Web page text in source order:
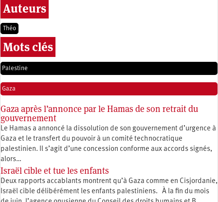
Auteurs
Théo
Mots clés
Palestine
Gaza
Gaza après l’annonce par le Hamas de son retrait du
gouvernement
Le Hamas a annoncé la dissolution de son gouvernement d’urgence à
Gaza et le transfert du pouvoir à un comité technocratique
palestinien. Il s’agit d’une concession conforme aux accords signés,
alors…
Israël cible et tue les enfants
Deux rapports accablants montrent qu’à Gaza comme en Cisjordanie,
Israël cible délibérément les enfants palestiniens. À la fin du mois